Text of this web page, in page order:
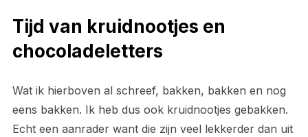
Tijd van kruidnootjes en
chocoladeletters
Wat ik hierboven al schreef, bakken, bakken en nog
eens bakken. Ik heb dus ook kruidnootjes gebakken.
Echt een aanrader want die zijn veel lekkerder dan uit